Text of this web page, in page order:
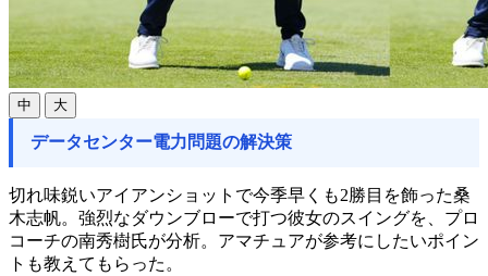
中 大
データセンター電力問題の解決策
切れ味鋭いアイアンショットで今季早くも2勝目を飾った桑
木志帆。強烈なダウンブローで打つ彼女のスイングを、プロ
コーチの南秀樹氏が分析。アマチュアが参考にしたいポイン
トも教えてもらった。